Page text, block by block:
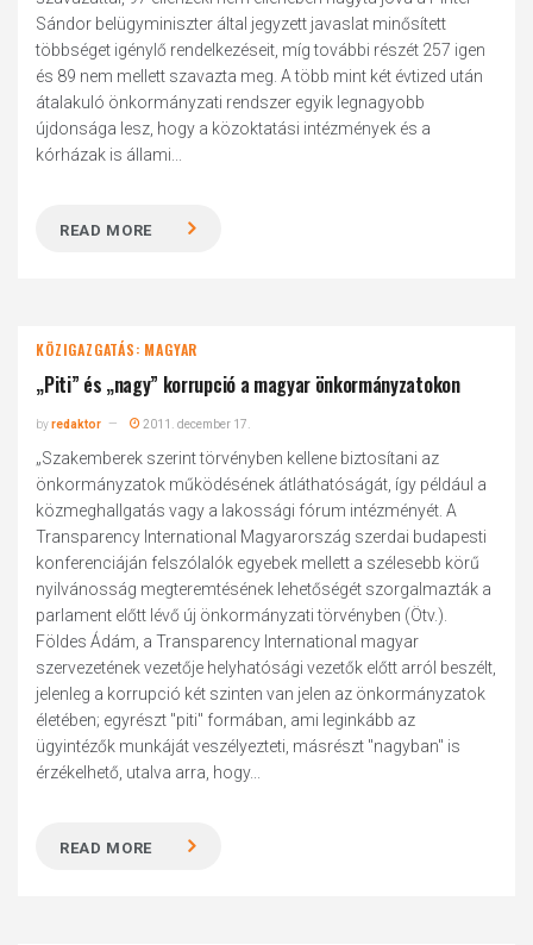
Sándor belügyminiszter által jegyzett javaslat minősített
többséget igénylő rendelkezéseit, míg további részét 257 igen
és 89 nem mellett szavazta meg. A több mint két évtized után
átalakuló önkormányzati rendszer egyik legnagyobb
újdonsága lesz, hogy a közoktatási intézmények és a
kórházak is állami...
READ MORE
KÖZIGAZGATÁS: MAGYAR
„Piti” és „nagy” korrupció a magyar önkormányzatokon
byredaktor 2011. december 17.
„Szakemberek szerint törvényben kellene biztosítani az
önkormányzatok működésének átláthatóságát, így például a
közmeghallgatás vagy a lakossági fórum intézményét. A
Transparency International Magyarország szerdai budapesti
konferenciáján felszólalók egyebek mellett a szélesebb körű
nyilvánosság megteremtésének lehetőségét szorgalmazták a
parlament előtt lévő új önkormányzati törvényben (Ötv.).
Földes Ádám, a Transparency International magyar
szervezetének vezetője helyhatósági vezetők előtt arról beszélt,
jelenleg a korrupció két szinten van jelen az önkormányzatok
életében; egyrészt "piti" formában, ami leginkább az
ügyintézők munkáját veszélyezteti, másrészt "nagyban" is
érzékelhető, utalva arra, hogy...
READ MORE